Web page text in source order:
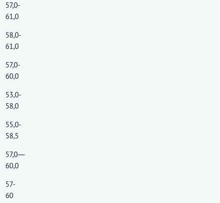
57,0-
61,0
58,0-
61,0
57,0-
60,0
53,0-
58,0
55,0-
58,5
57,0―
60,0
57-
60